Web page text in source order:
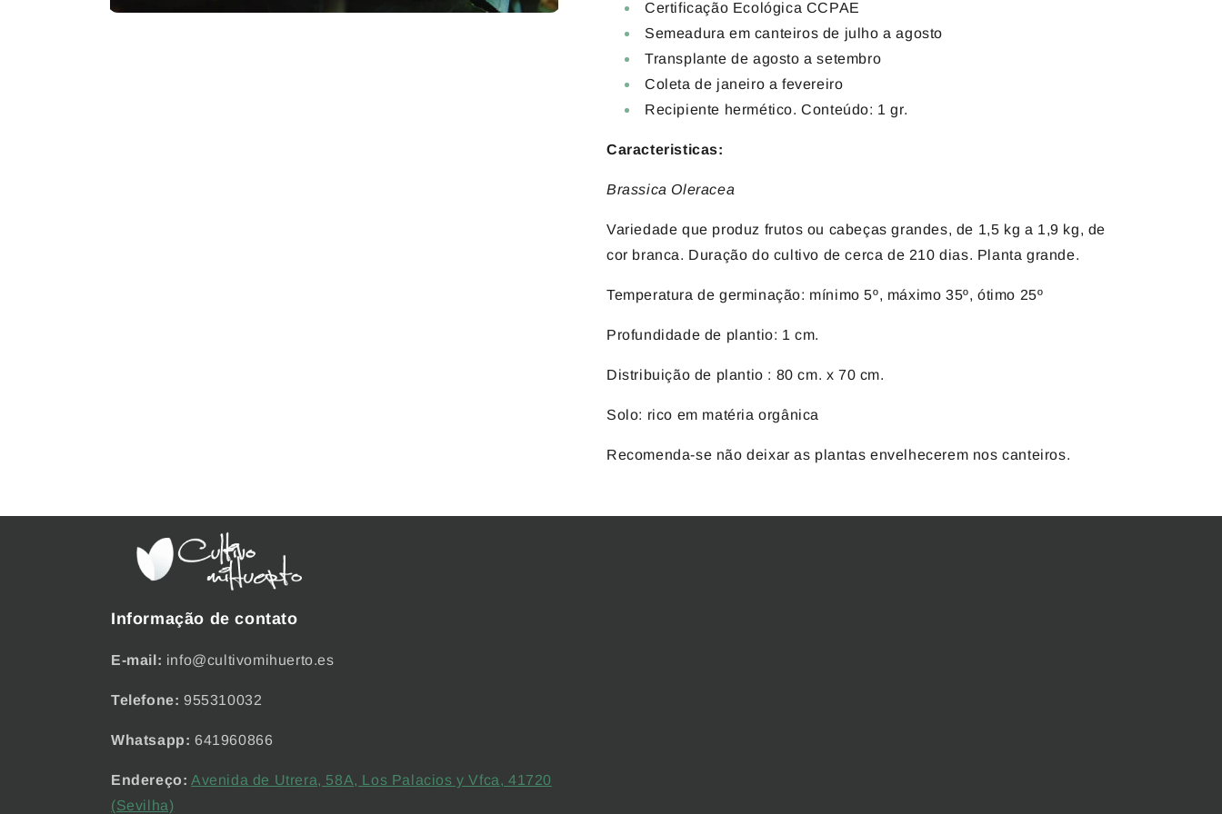
Certificação Ecológica CCPAE
Semeadura em canteiros de julho a agosto
Transplante de agosto a setembro
Coleta de janeiro a fevereiro
Recipiente hermético. Conteúdo: 1 gr.
Caracteristicas:
Brassica Oleracea
Variedade que produz frutos ou cabeças grandes, de 1,5 kg a 1,9 kg, de
cor branca. Duração do cultivo de cerca de 210 dias. Planta grande.
Temperatura de germinação: mínimo 5º, máximo 35º, ótimo 25º
Profundidade de plantio: 1 cm.
Distribuição de plantio : 80 cm. x 70 cm.
Solo: rico em matéria orgânica
Recomenda-se não deixar as plantas envelhecerem nos canteiros.
Informação de contato
E-mail: info@cultivomihuerto.es
Telefone: 955310032
Whatsapp: 641960866
Endereço: Avenida de Utrera, 58A, Los Palacios y Vfca, 41720
(Sevilha)